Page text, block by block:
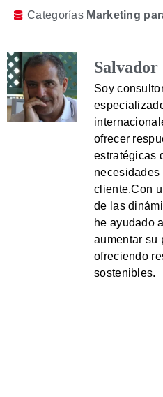
Categorías Marketing
Soy
ofrecer
estratégicas
necesidades
cliente.Con
de las
he ayudado
aumentar su
ofreciendo
sostenibles.